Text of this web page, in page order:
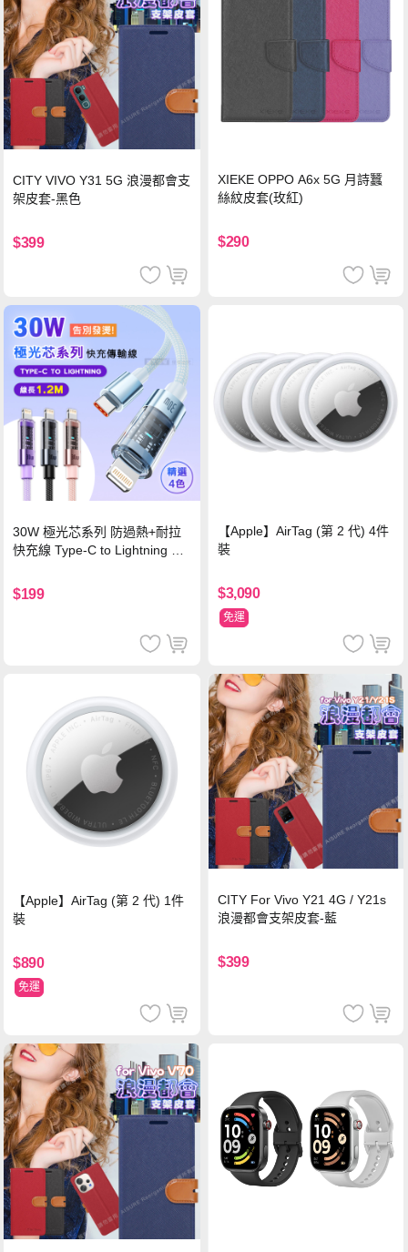
CITY VIVO Y31 5G 浪漫都會支
架皮套-黑色
$399
XIEKE OPPO A6x 5G 月詩蠶
絲紋皮套(玫紅)
$290
30W 極光芯系列 防過熱+耐拉
快充線 Type-C to Lightning 傳
$199
【Apple】AirTag (第 2 代) 4件
裝
$3,090
免運
【Apple】AirTag (第 2 代) 1件
裝
$890
免運
CITY For Vivo Y21 4G / Y21s
浪漫都會支架皮套-藍
$399